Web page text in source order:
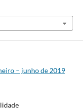
– junho de 2019